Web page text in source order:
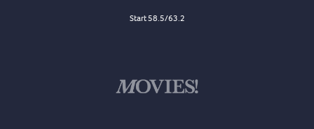
Start 58.5/63.2